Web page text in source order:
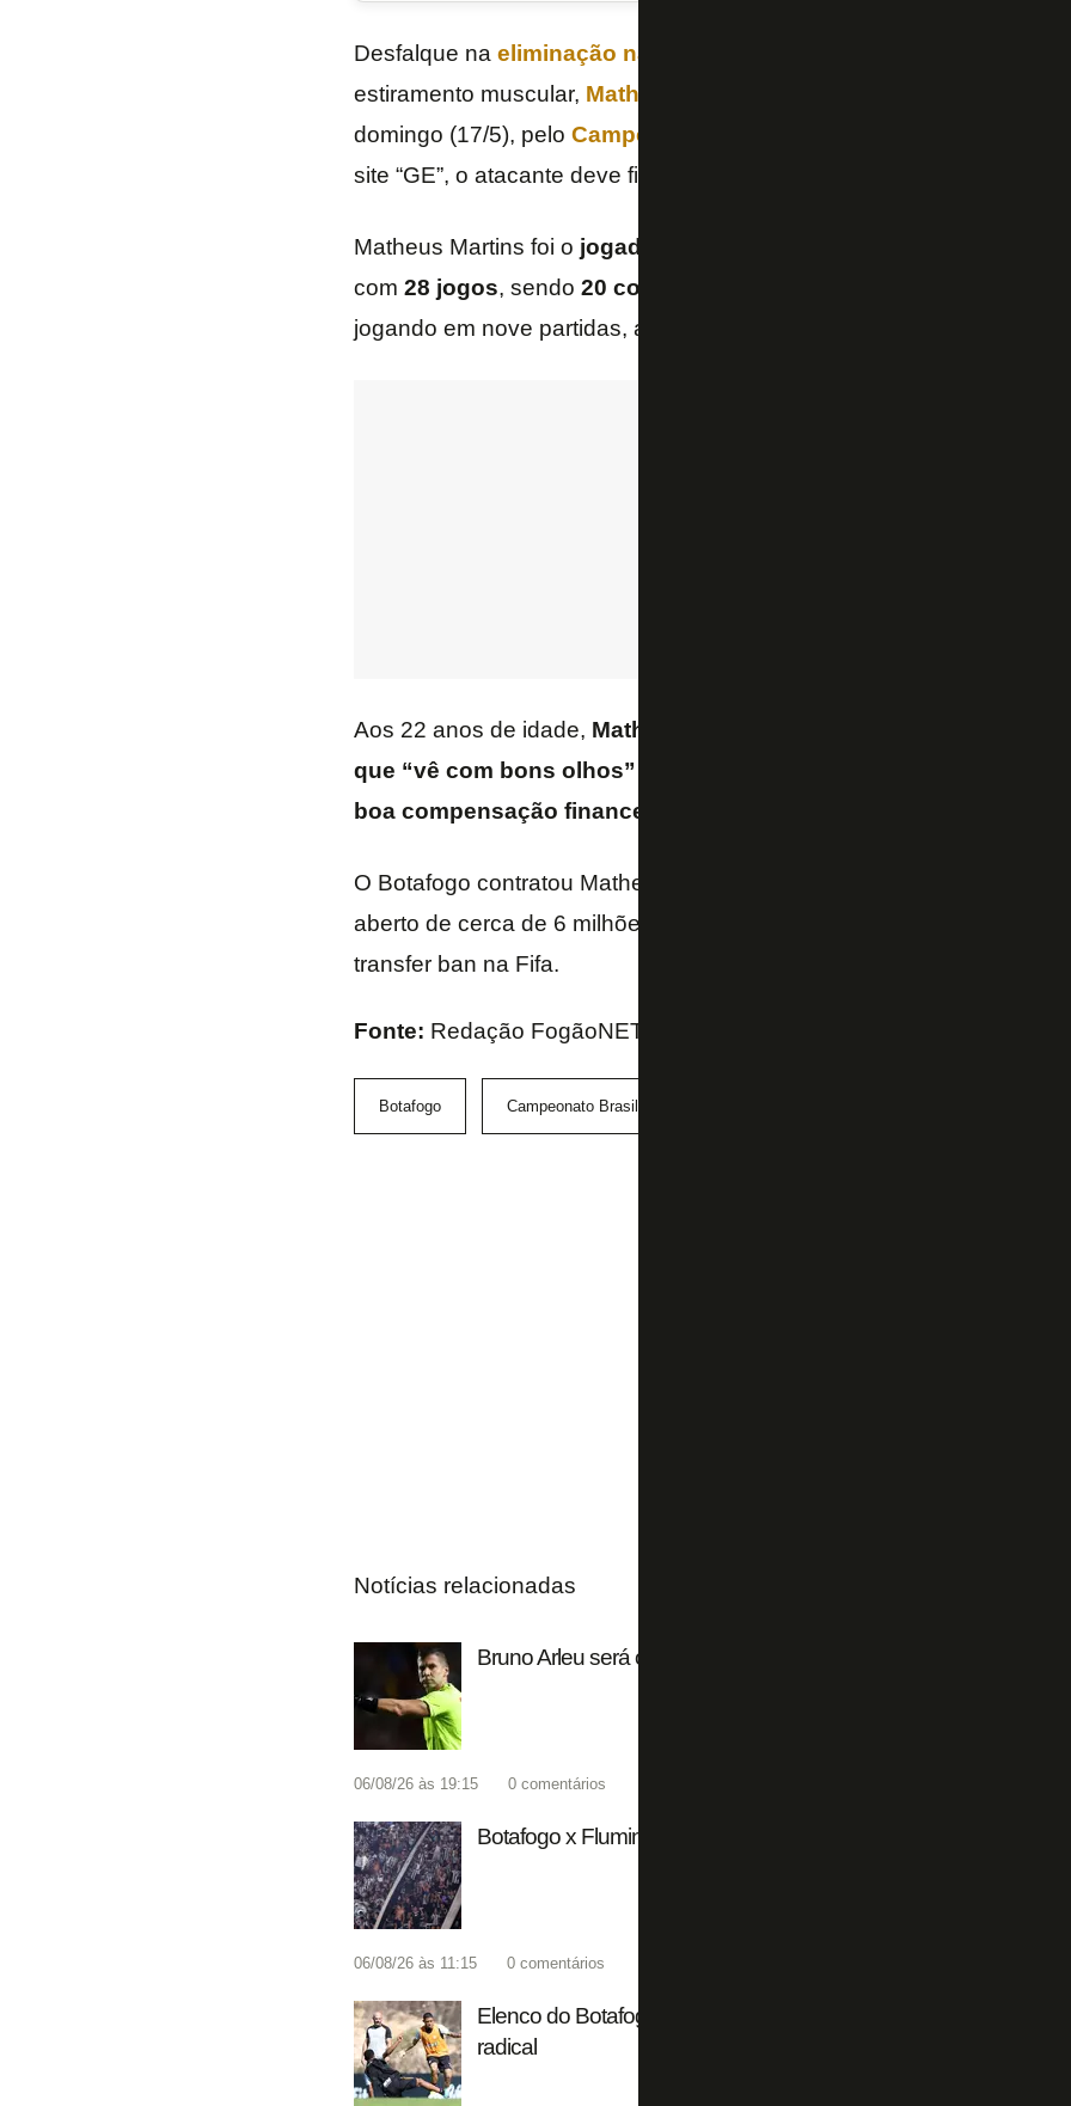
Desfalque na eliminação na
estiramento muscular, Matheus Martins
domingo (17/5), pelo Campeonato Brasileiro
site “GE”, o atacante deve ficar fora.
Matheus Martins foi o jogador que mais atuou pelo
com 28 jogos, sendo 20 como titular
jogando em nove partidas, até se lesionar.
Aos 22 anos de idade, Matheus Martins não tem permanência
que “vê com bons olhos” uma possível venda no meio do ano,
boa compensação financeira
O Botafogo contratou Matheus Martins por 10 milhões de euros, mas
aberto de cerca de 6 milhões de euros com a
transfer ban na Fifa.
Fonte: Redação FogãoNET e GE
Botafogo Campeonato Brasileiro
Notícias relacionadas
Bruno Arleu será o árbitro de Botafogo x Fluminense pelo
06/08/26 às 19:15 0 comentários
Botafogo x Fluminense chega a 15 mil ingressos vendidos de
06/08/26 às 11:15 0 comentários
Elenco do Botafogo mostra para Franclim Carvalho que é
radical